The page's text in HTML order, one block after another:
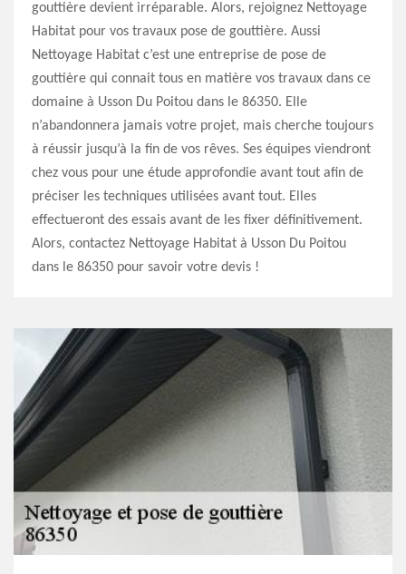
gouttière devient irréparable. Alors, rejoignez Nettoyage
Habitat pour vos travaux pose de gouttière. Aussi
Nettoyage Habitat c’est une entreprise de pose de
gouttière qui connait tous en matière vos travaux dans ce
domaine à Usson Du Poitou dans le 86350. Elle
n’abandonnera jamais votre projet, mais cherche toujours
à réussir jusqu’à la fin de vos rêves. Ses équipes viendront
chez vous pour une étude approfondie avant tout afin de
préciser les techniques utilisées avant tout. Elles
effectueront des essais avant de les fixer définitivement.
Alors, contactez Nettoyage Habitat à Usson Du Poitou
dans le 86350 pour savoir votre devis !